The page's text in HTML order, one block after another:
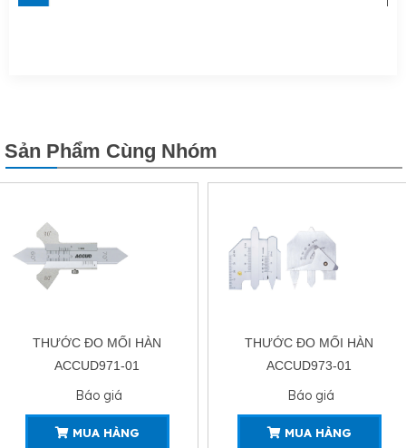
Sản Phẩm Cùng Nhóm
THƯỚC ĐO MỐI HÀN
ACCUD973-01
MUA HÀNG
THƯỚC ĐO
MUA